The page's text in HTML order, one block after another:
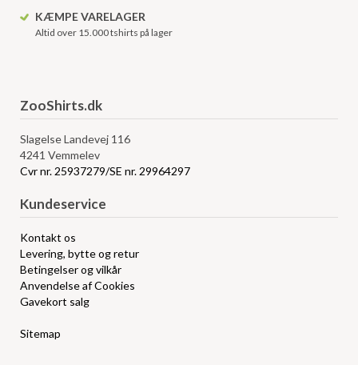
KÆMPE VARELAGER
Altid over 15.000 tshirts på lager
ZooShirts.dk
Slagelse Landevej 116
4241 Vemmelev
Cvr nr. 25937279/SE nr. 29964297
Kundeservice
Kontakt os
Levering, bytte og retur
Betingelser og vilkår
Anvendelse af Cookies
Gavekort salg
Sitemap